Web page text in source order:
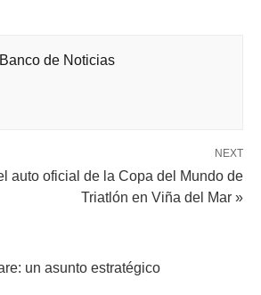
de Noticias
NEXT
auto oficial de la Copa del Mundo de
Triatlón en Viña del Mar »
un asunto estratégico